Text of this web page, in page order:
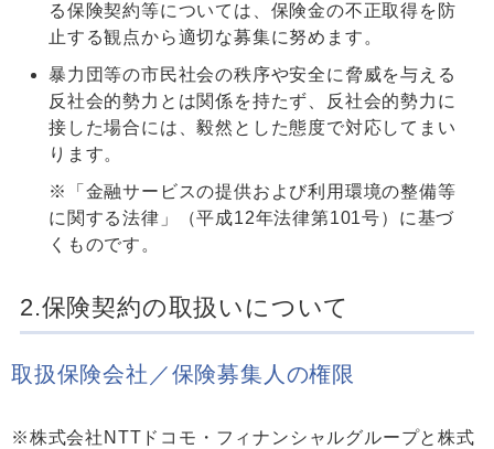
る保険契約等については、保険金の不正取得を防
止する観点から適切な募集に努めます。
暴力団等の市民社会の秩序や安全に脅威を与える
反社会的勢力とは関係を持たず、反社会的勢力に
接した場合には、毅然とした態度で対応してまい
ります。
※「金融サービスの提供および利用環境の整備等
に関する法律」（平成12年法律第101号）に基づ
くものです。
2.保険契約の取扱いについて
取扱保険会社／保険募集人の権限
※株式会社NTTドコモ・フィナンシャルグループと株式